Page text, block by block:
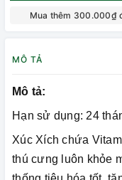
Mua thêm 300.000₫
MÔ TẢ
Mô tả:
Hạn sử dụng: 24
Xúc Xích chứa
thú cưng luôn khỏe